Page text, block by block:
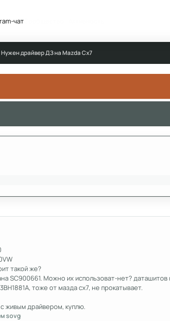
чатСообщество
Нужен драйвер ДЗ на Mazda Cx7
такой же?
SC900661. Можно их использоват-нет? даташитов
тоже от мазда сх7, не прокатывает.
живым драйвером, куплю.
sovg